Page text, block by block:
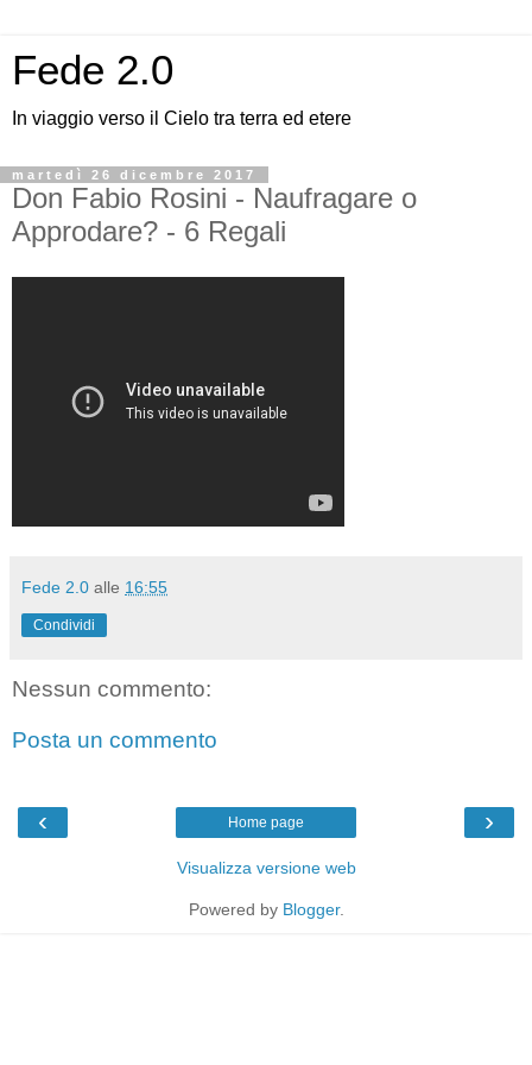
Fede 2.0
In viaggio verso il Cielo tra terra ed etere
martedì 26 dicembre 2017
Don Fabio Rosini - Naufragare o
Approdare? - 6 Regali
Fede 2.0 alle 16:55
Condividi
Nessun commento:
Posta un commento
‹ ›
Home page
Visualizza versione web
Powered by Blogger.